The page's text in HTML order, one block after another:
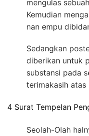
mengulas
Kemudian
nan empu
Sedangkan
diberikan untuk
substansi pada
terimakasih atas
4 Surat Tempelan
Seolah-Olah